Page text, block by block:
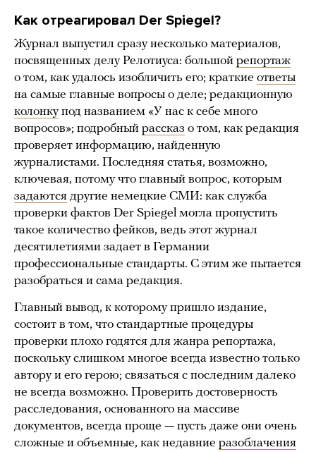
Как отреагировал Der Spiegel?
Журнал выпустил сразу несколько материалов,
посвященных делу Релотиуса: большой репортаж
о том, как удалось изобличить его; краткие ответы
на самые главные вопросы о деле; редакционную
колонкупод названием «У нас к себе много
вопросов»; подробный рассказ о том, как редакция
проверяет информацию, найденную
журналистами. Последняя статья, возможно,
ключевая, потому что главный вопрос, которым
задаются другие немецкие СМИ: как служба
проверки фактов Der Spiegel могла пропустить
такое количество фейков, ведь этот журнал
десятилетиями задает в Германии
профессиональные стандарты. С этим же пытается
разобраться и сама редакция.
Главный вывод, к которому пришло издание,
состоит в том, что стандартные процедуры
проверки плохо годятся для жанра репортажа,
поскольку слишком многое всегда известно только
автору и его герою; связаться с последним далеко
не всегда возможно. Проверить достоверность
расследования, основанного на массиве
документов, всегда проще — пусть даже они очень
сложные и объемные, как недавние разоблачения